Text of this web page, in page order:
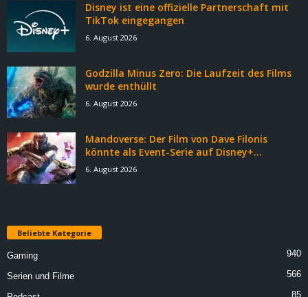
Disney ist eine offizielle Partnerschaft mit
TikTok eingegangen
6. August 2026
Godzilla Minus Zero: Die Laufzeit des Films
wurde enthüllt
6. August 2026
Mandoverse: Der Film von Dave Filonis
könnte als Event-Serie auf Disney+...
6. August 2026
Beliebte Kategorie
Gaming 940
Serien und Filme 566
85